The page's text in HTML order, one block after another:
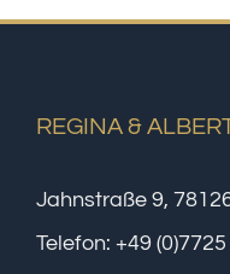
REGINA &
Jahnstraße 9,
Telefon: +49